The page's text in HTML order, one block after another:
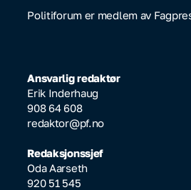
Politiforum er medlem av
Ansvarlig redaktør
Erik Inderhaug
908 64 608
redaktor@pf.no
Redaksjonssjef
Oda Aarseth
920 51 545